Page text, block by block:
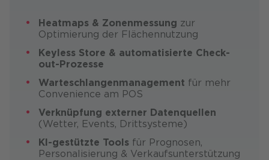
Heatmaps & Zonenmessung zur
Optimierung der Flächennutzung
Keyless Store & automatisierte Check-
out-Prozesse
Warteschlangenmanagement für mehr
Convenience am POS
Verknüpfung externer Datenquellen
(Wetter, Events, Dritt­systeme)
KI-gestützte Tools für Prognosen,
Personalisierung & Verkaufsunterstützung